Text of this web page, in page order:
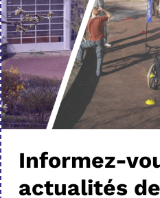
Informez-
actualités